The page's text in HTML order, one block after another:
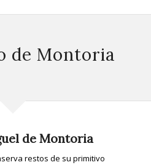
de Montoria
de Montoria
restos de su primitivo